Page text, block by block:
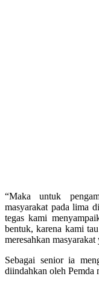
“Maka untuk
masyarakat pada lima
tegas kami
bentuk, karena kami
meresahkan
Sebagai senior ia
diindahkan oleh Pemda